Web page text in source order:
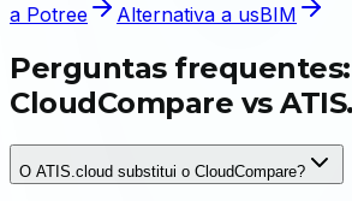
a Potree
Alternativa a usBIM
Perguntas frequentes:
CloudCompare vs
O ATIS.cloud substitui o CloudCompare?